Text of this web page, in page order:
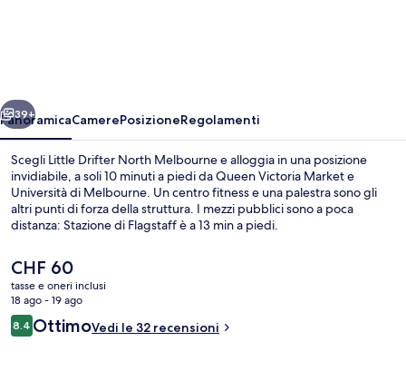
Avanti
39+
PanoramicaCamerePosizioneRegolamenti
Scegli Little Drifter North Melbourne e alloggia in una posizione
invidiabile, a soli 10 minuti a piedi da Queen Victoria Market e
Università di Melbourne. Un centro fitness e una palestra sono gli
altri punti di forza della struttura. I mezzi pubblici sono a poca
distanza: Stazione di Flagstaff è a 13 min a piedi.
Il
prezzo
attuale
è
CHF 60
CHF 60
tasse e oneri inclusi
18 ago - 19 ago
Recensioni
8.48.4 su 10
OttimoVedi le 32 recensioni